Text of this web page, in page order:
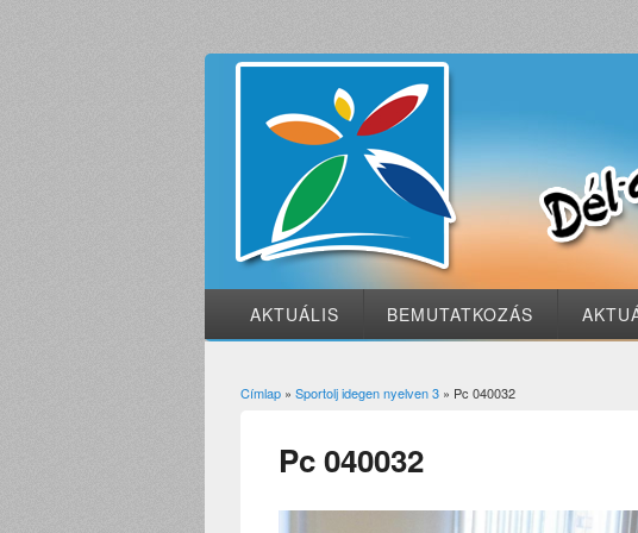
AKTUÁLIS BEMUTATKOZÁS
Jelenlegi hely
Címlap » Sportolj idegen nyelven 3 » Pc 040032
Pc 040032